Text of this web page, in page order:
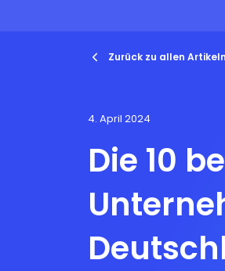
Zurück zu allen Artikeln
4. April 2024
Die 10